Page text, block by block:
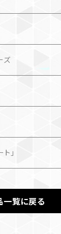
ズ
」
一覧に戻る